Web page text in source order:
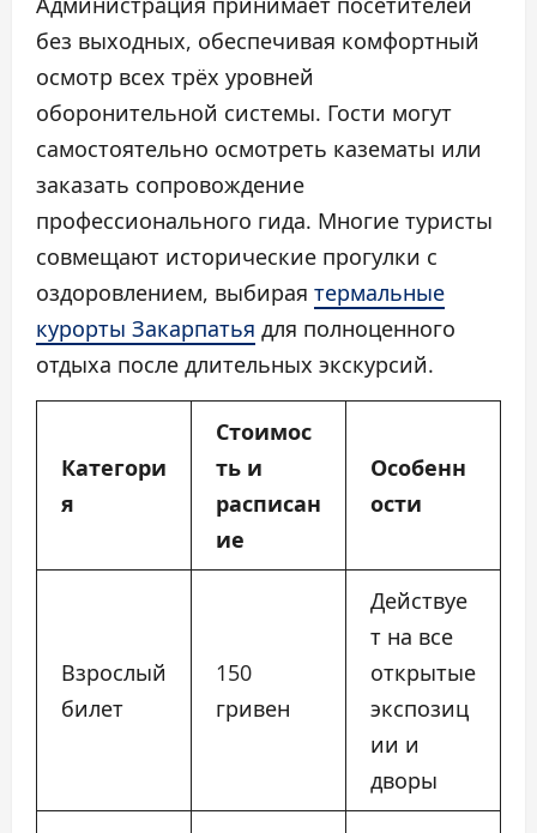
без выходных, обеспечивая комфортный
осмотр всех трёх уровней
оборонительной системы. Гости могут
самостоятельно осмотреть казематы или
заказать сопровождение
профессионального гида. Многие туристы
совмещают исторические прогулки с
оздоровлением, выбирая термальные
курорты Закарпатья для полноценного
отдыха после длительных экскурсий.
Категори
я
Стоимос
ть и
расписан
ие
Особенн
ости
Взрослый
билет
150
гривен
Действуе
т на все
открытые
экспозиц
ии и
дворы